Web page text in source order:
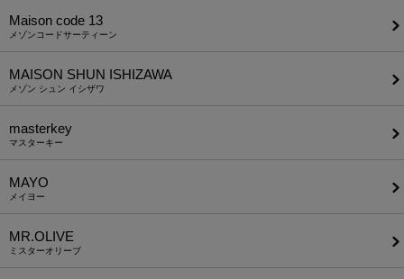
Maison code 13
メゾンコードサーティーン
MAISON SHUN ISHIZAWA
メゾン シュン イシザワ
masterkey
マスターキー
MAYO
メイヨー
MR.OLIVE
ミスターオリーブ